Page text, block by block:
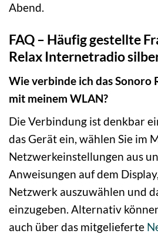
Abend.
FAQ – Häufig gestellte
Relax Internetradio
Wie verbinde ich das Sonoro
mit meinem WLAN?
Die Verbindung ist denkbar
das Gerät ein, wählen Sie im
Netzwerkeinstellungen aus
Anweisungen auf dem
Netzwerk auszuwählen und
einzugeben. Alternativ
auch über das mitgelieferte